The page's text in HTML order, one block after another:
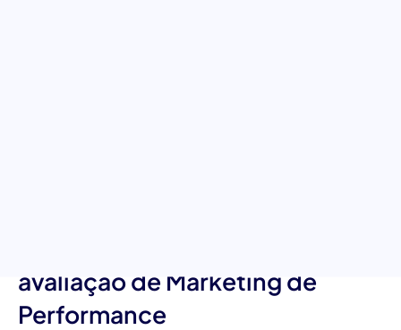
avaliação de Marketing de
Performance